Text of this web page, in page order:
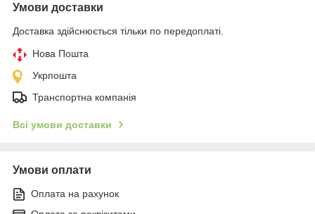
Умови доставки
Доставка здійснюється тільки по передоплаті.
Нова Пошта
Укрпошта
Транспортна компанія
Всі умови доставки
Умови оплати
Оплата на рахунок